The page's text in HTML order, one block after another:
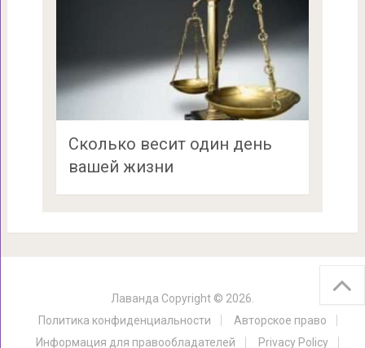
Сколько весит один день
вашей жизни
Лаванда Copyright © 2026.
Политика конфиденциальности
Авторское право
Информация для правообладателей
Privacy Policy